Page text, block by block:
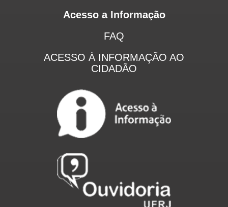
Acesso a Informação
FAQ
ACESSO À INFORMAÇÃO AO
CIDADÃO